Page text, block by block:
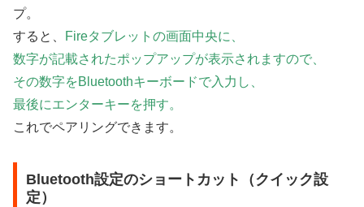
プ。
すると、
Fireタブレットの画面中央に、
数字が記載されたポップアップが表示されますので、
その数字をBluetoothキーボードで入力し、
最後にエンターキーを押す。
これでペアリングできます。
Bluetooth設定のショートカット（クイック設
定）